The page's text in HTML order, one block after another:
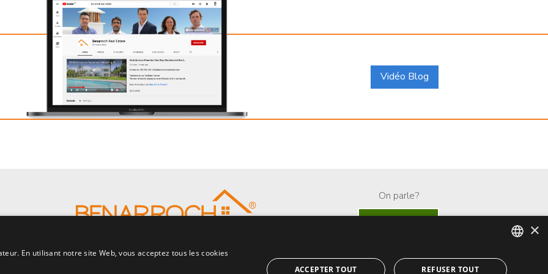
Vidéo Blog
On parle?
ENGLISH
×
En utilisant notre site Web, vous acceptez tous les cookies
ACCEPTER TOUT REFUSER TOUT